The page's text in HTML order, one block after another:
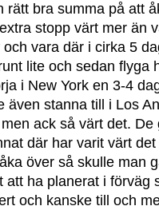
rätt bra summa på att
stopp värt mer än
vara där i cirka 5
lite och sedan flyga
i New York en 3-4
även stanna till i Los
ack så värt det. De
där har varit värt
över så skulle man
att ha planerat i förväg
och kanske till och